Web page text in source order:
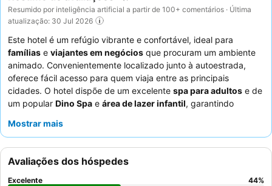
Resumido por inteligência artificial a partir de 100+ comentários · Última
atualização: 30 Jul 2026
Este hotel é um refúgio vibrante e confortável, ideal para
famílias e viajantes em negócios que procuram um ambiente
animado. Convenientemente localizado junto à autoestrada,
oferece fácil acesso para quem viaja entre as principais
cidades. O hotel dispõe de um excelente spa para adultos e de
um popular Dino Spa e área de lazer infantil, garantindo
consistentemente os
mais tranquila, os hóspedes podem solicitar quartos com vista
para o jardim.
Mostrar mais
Avaliações dos hóspedes
Excelente 44%